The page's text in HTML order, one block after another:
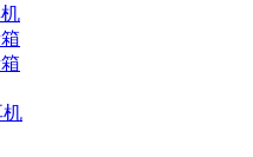
机